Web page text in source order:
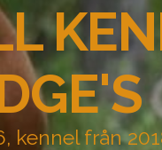
kennel från